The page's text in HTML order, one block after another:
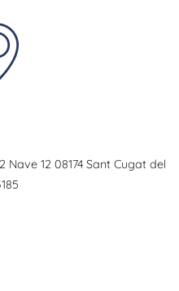
Nave 12 08174 Sant Cugat del